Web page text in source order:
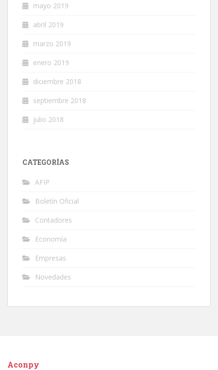
mayo 2019
abril 2019
marzo 2019
enero 2019
diciembre 2018
septiembre 2018
julio 2018
CATEGORÍAS
AFIP
Boletín Oficial
Contadores
Economía
Empresas
Novedades
Aconpy